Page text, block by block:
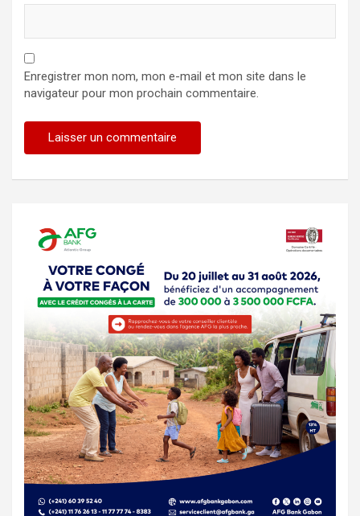
Enregistrer mon nom, mon e-mail et mon site dans le
navigateur pour mon prochain commentaire.